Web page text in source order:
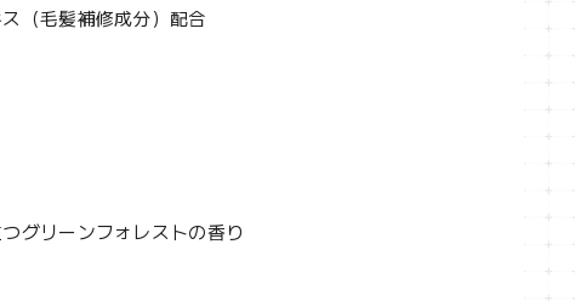
（毛髪補修成分）配合
グリーンフォレストの香り